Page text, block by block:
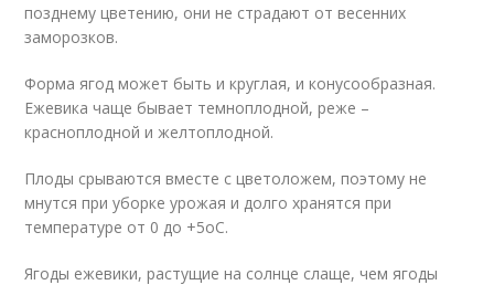
позднему цветению, они не страдают от весенних
заморозков.
Форма ягод может быть и круглая, и конусообразная.
Ежевика чаще бывает темноплодной, реже –
красноплодной и желтоплодной.
Плоды срываются вместе с цветоложем, поэтому не
мнутся при уборке урожая и долго хранятся при
температуре от 0 до +5оС.
Ягоды ежевики, растущие на солнце слаще, чем ягоды